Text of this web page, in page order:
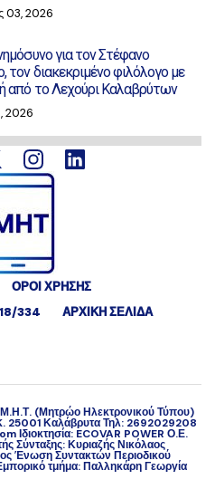
03, 2026
για τον Στέφανο
τον διακεκριμένο φιλόλογο με
από το Λεχούρι Καλαβρύτων
2026
ΟΡΟΙ ΧΡΗΣΗΣ
334
ΑΡΧΙΚΗ ΣΕΛΙΔΑ
(Μητρώο Ηλεκτρονικού Τύπου)
25001 Καλάβρυτα Τηλ: 2692029208
ECOVAR POWER Ο.Ε.
Σύνταξης: Κυριαζής Νικόλαος
Ένωση Συντακτών Περιοδικού
τμήμα: Παλληκάρη Γεωργία